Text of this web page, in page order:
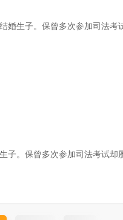
生子。保曾多次参加司法考
。保曾多次参加司法考试却